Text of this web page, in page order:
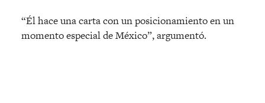
“Él hace una carta con un posicionamiento en un
momento especial de México”, argumentó.